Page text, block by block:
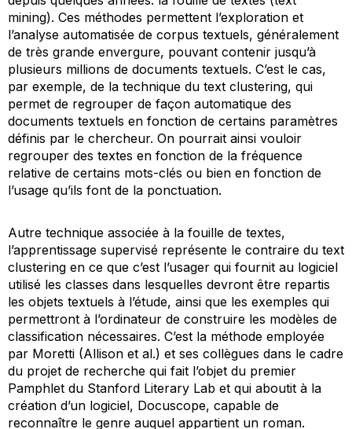
mining). Ces méthodes permettent l’exploration et
l’analyse automatisée de corpus textuels, généralement
de très grande envergure, pouvant contenir jusqu’à
plusieurs millions de documents textuels. C’est le cas,
par exemple, de la technique du text clustering, qui
permet de regrouper de façon automatique des
documents textuels en fonction de certains paramètres
définis par le chercheur. On pourrait ainsi vouloir
regrouper des textes en fonction de la fréquence
relative de certains mots-clés ou bien en fonction de
l’usage qu’ils font de la ponctuation.
Autre technique associée à la fouille de textes,
l’apprentissage supervisé représente le contraire du text
clustering en ce que c’est l’usager qui fournit au logiciel
utilisé les classes dans lesquelles devront être repartis
les objets textuels à l’étude, ainsi que les exemples qui
permettront à l’ordinateur de construire les modèles de
classification nécessaires. C’est la méthode employée
par Moretti (Allison et al.) et ses collègues dans le cadre
du projet de recherche qui fait l’objet du premier
Pamphlet du Stanford Literary Lab et qui aboutit à la
création d’un logiciel, Docuscope, capable de
reconnaître le genre auquel appartient un roman.